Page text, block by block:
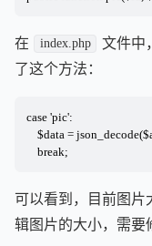
在 index.php 文件中，
了这个方法：
case 'pic':
$data =
    break;
可以看到，目前图片
辑图片的大小，需要